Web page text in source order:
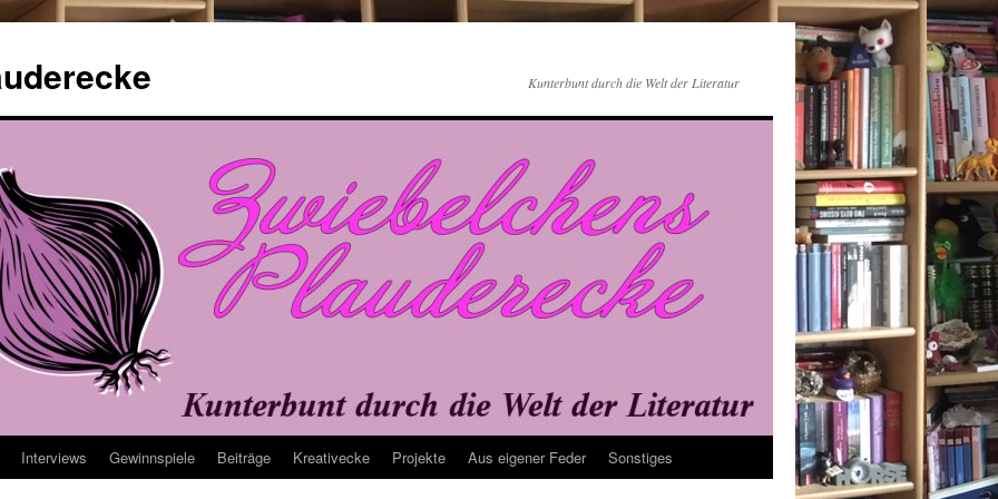
Kunterbunt durch die Welt der Literatur
Interviews Gewinnspiele Beiträge Kreativecke Projekte Aus eigener Feder Sonstiges